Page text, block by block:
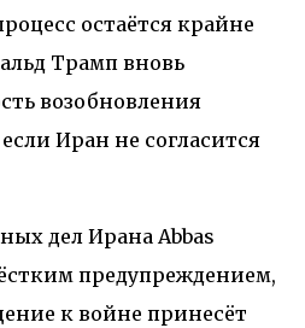
остаётся крайне
Трамп вновь
возобновления
Иран не согласится
дел Ирана Abbas
предупреждением,
к войне принесёт